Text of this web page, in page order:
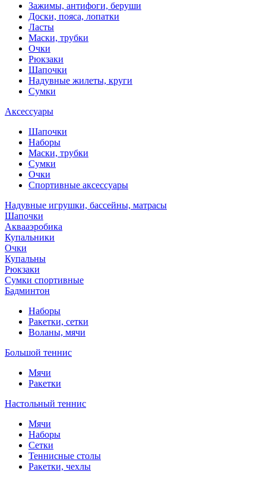
Зажимы, антифоги, беруши
Доски, пояса, лопатки
Ласты
Маски, трубки
Очки
Рюкзаки
Шапочки
Надувные жилеты, круги
Сумки
Аксессуары
Шапочки
Наборы
Маски, трубки
Сумки
Очки
Спортивные аксессуары
Надувные игрушки, бассейны, матрасы
Шапочки
Аквааэробика
Купальники
Очки
Купальны
Рюкзаки
Сумки спортивные
Бадминтон
Наборы
Ракетки, сетки
Воланы, мячи
Большой теннис
Мячи
Ракетки
Настольный теннис
Мячи
Наборы
Сетки
Теннисные столы
Ракетки, чехлы